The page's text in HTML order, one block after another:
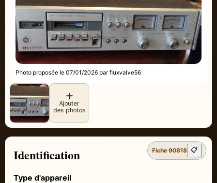
Photo proposée le 07/01/2026 par fluxvalve56
Ajouter
des photos
Fiche 90818 📋
Identification
Type d'appareil